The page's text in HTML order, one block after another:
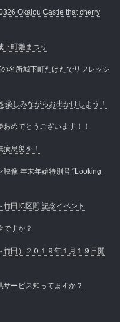
Okajou Castle that cherry
下町雛まつり
名所城下町たけたでリフレッシ
楽しみながらお出かけしよう！
めでとうございます！！
息災を！
像 年末年始特別号 “Looking
田IC区間 記念イベント
ですか？
田）２０１９年１月１９日開
ービス知ってますか？